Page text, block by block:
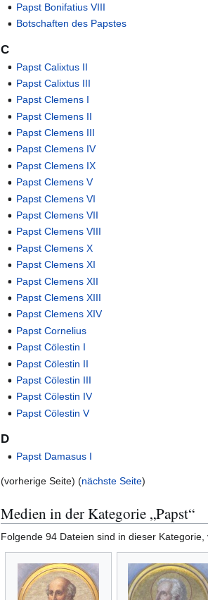
Papst Bonifatius VIII
Botschaften des Papstes
C
Papst Calixtus II
Papst Calixtus III
Papst Clemens I
Papst Clemens II
Papst Clemens III
Papst Clemens IV
Papst Clemens IX
Papst Clemens V
Papst Clemens VI
Papst Clemens VII
Papst Clemens VIII
Papst Clemens X
Papst Clemens XI
Papst Clemens XII
Papst Clemens XIII
Papst Clemens XIV
Papst Cornelius
Papst Cölestin I
Papst Cölestin II
Papst Cölestin III
Papst Cölestin IV
Papst Cölestin V
D
Papst Damasus I
(vorherige Seite) (nächste Seite)
Medien in der Kategorie „Papst“
Folgende 94 Dateien sind in dieser Kategorie,